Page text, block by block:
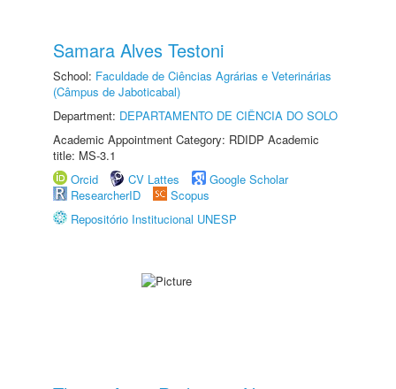
Samara Alves Testoni
School: Faculdade de Ciências Agrárias e Veterinárias
(Câmpus de Jaboticabal)
Department: DEPARTAMENTO DE CIÊNCIA DO SOLO
Academic Appointment Category: RDIDP Academic
title: MS-3.1
Orcid
CV Lattes
Google Scholar
ResearcherID
Scopus
Repositório Institucional UNESP